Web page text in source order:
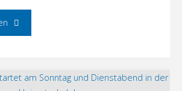
"Lesung
Apfelbäumen